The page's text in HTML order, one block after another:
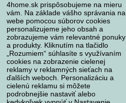
4home.sk prispôsobujeme na mieru
vám. Na základe vášho správania na
webe pomocou súborov cookies
personalizujeme jeho obsah a
zobrazujeme vám relevantné ponuky
a produkty. Kliknutím na tlačidlo
„Rozumiem“ súhlasíte s využívaním
cookies na zobrazenie cielenej
reklamy v reklamných sieťach na
ďalších weboch. Personalizáciu a
cielenú reklamu si môžete
podrobnejšie nastaviť alebo
Spôsoby platby
Spoľahlivý obchod